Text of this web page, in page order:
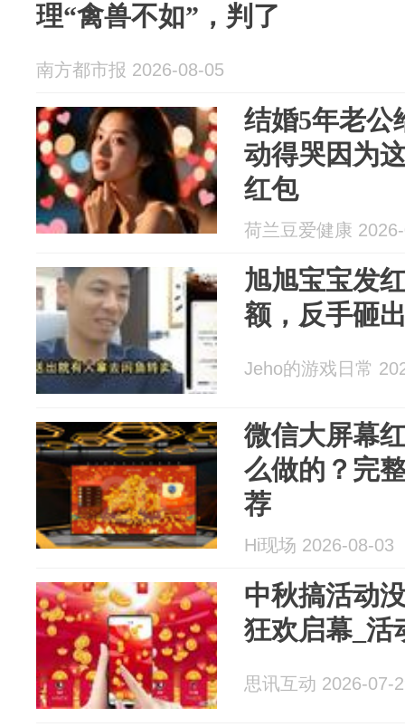
理“禽兽不如”，判了
南方都市报 2026-08-05
结婚5年老公
动得哭因为
红包
荷兰豆爱健康
旭旭宝宝发
额，反手砸
Jeho的游戏日常
微信大屏幕
么做的？完
荐
Hi现场 2026-08-03
中秋搞活动
狂欢启幕_活
思讯互动 2026-07-